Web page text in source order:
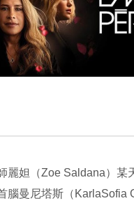
麗妲（Zoe Saldana）某
腦曼尼塔斯（KarlaSofia